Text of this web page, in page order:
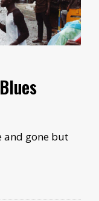
and gone but